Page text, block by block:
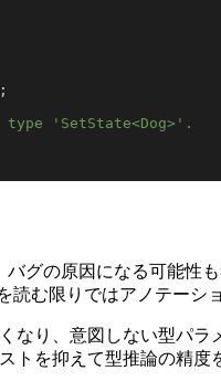
'SetState<Dog>'.
グの原因になる可能性
読む限りではアノテーシ
なり、意図しない型パラ
トを抑えて型推論の精度